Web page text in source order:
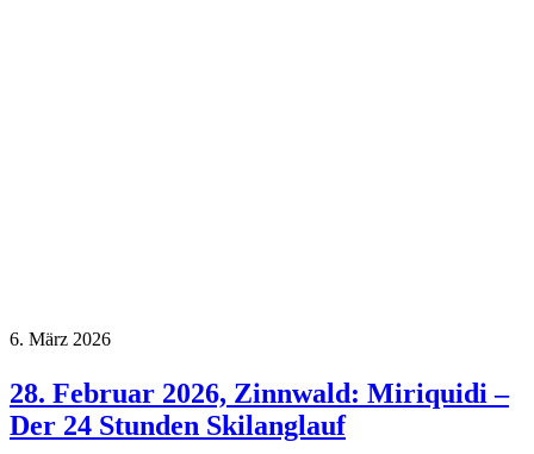
6. März 2026
28. Februar 2026, Zinnwald: Miriquidi –
Der 24 Stunden Skilanglauf